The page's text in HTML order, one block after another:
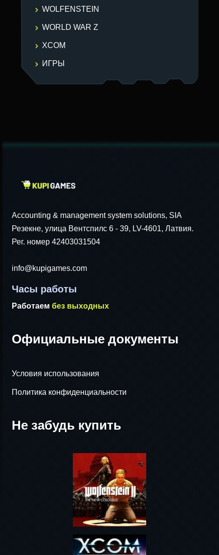
WOLFENSTEIN
WORLD WAR Z
XCOM
ИГРЫ
Accounting & management system solutions, SIA
Резекне, улица Вентспилс 6 - 39, LV-4601, Латвия.
Рег. номер 42403031504
info@kupigames.com
Часы работы
Работаем без выходных
Официальные документы
Условия использования
Политика конфиденциальности
Не забудь купить